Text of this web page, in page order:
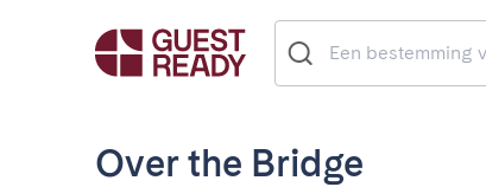
Over the Bridge